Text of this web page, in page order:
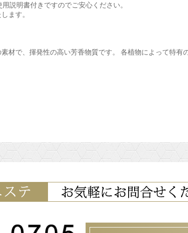
お買い物を続ける カートへ進む
説明書付きですのでご安心ください。
ます。
材で、揮発性の高い芳香物質です。 各植物によって特有